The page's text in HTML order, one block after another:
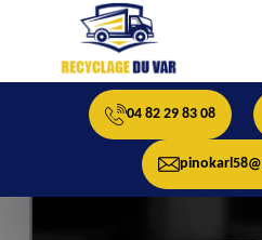
04 82 29 83 08